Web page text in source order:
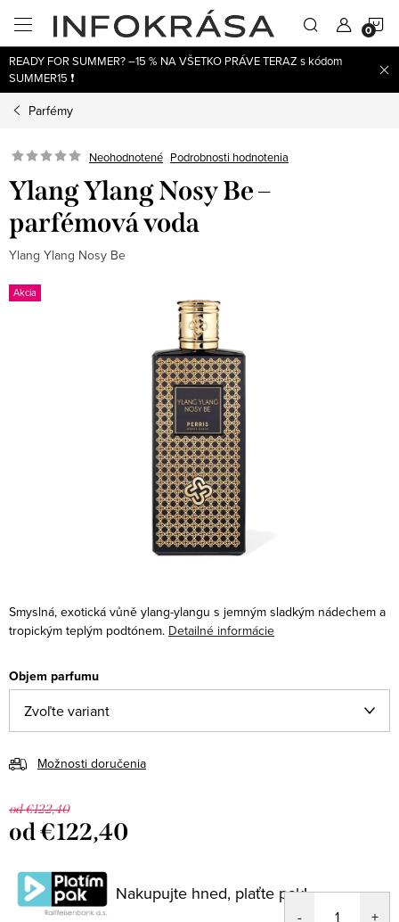
obsah
READY FOR SUMMER? –15 % NA VŠETKO PRÁVE TERAZ s kódom
SUMMER15 ❗
Parfémy
Neohodnotené Podrobnosti hodnotenia
Ylang Ylang Nosy Be –
parfémová voda
Ylang Ylang Nosy Be
Akcia
Smyslná, exotická vůně ylang-ylangu s jemným sladkým nádechem a
tropickým teplým podtónem. Detailné informácie
Objem parfumu
Možnosti doručenia
od €122,40
od€122,40
cena:
Nakupujte hned, plaťte pak!